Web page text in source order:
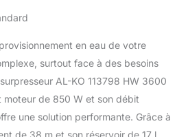
en eau de votre
surtout face à des besoins
AL-KO 113798 HW 3600
moteur de 850 W et son débit
une solution performante. Grâce à